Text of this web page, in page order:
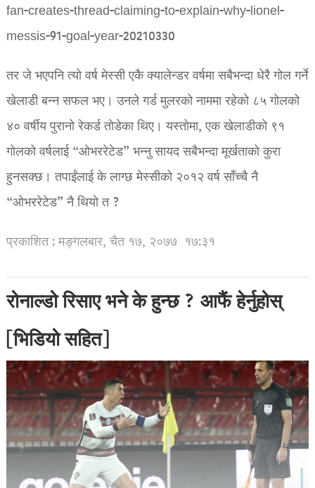
fan-creates-thread-claiming-to-explain-why-lionel-
messis-91-goal-year-20210330
तर जे भएपनि त्यो वर्ष मेस्सी एकै क्यालेन्डर वर्षमा सबैभन्दा धेरै गोल गर्ने
खेलाडी बन्न सफल भए। उनले गर्ड मुलरको नाममा रहेको ८५ गोलको
४० वर्षीय पुरानो रेकर्ड तोडेका थिए। यस्तोमा, एक खेलाडीको ९१
गोलको वर्षलाई “ओभररेटेड” भन्नु सायद सबैभन्दा मूर्खताको कुरा
हुनसक्छ। तपाईंलाई के लाग्छ मेस्सीको २०१२ वर्ष साँच्चै नै
“ओभररेटेड” नै थियो त ?
प्रकाशित : मङ्गलबार, चैत १७, २०७७ १७:३१
रोनाल्डो रिसाए भने के हुन्छ ? आफैं हेर्नुहोस्
[भिडियो सहित]